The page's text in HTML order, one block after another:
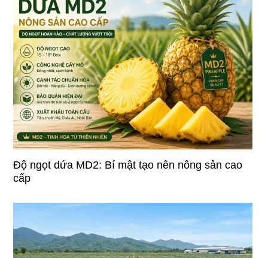
Độ ngọt dứa MD2: Bí mật tạo nên nông sản cao
cấp